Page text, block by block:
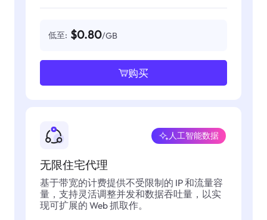
低至: $0.80/GB
购买
无限住宅代理
人工智能数据
基于带宽的计费提供不受限制的 IP 和流量容
量，支持灵活调整并发和数据吞吐量，以实
现可扩展的 Web 抓取作。